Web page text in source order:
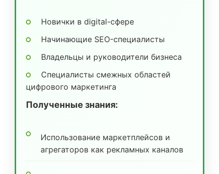
Новички в digital-сфере
Начинающие SEO-специалисты
Владельцы и руководители бизнеса
Специалисты смежных областей
цифрового маркетинга
Полученные знания:
Использование маркетплейсов и
агрегаторов как рекламных каналов